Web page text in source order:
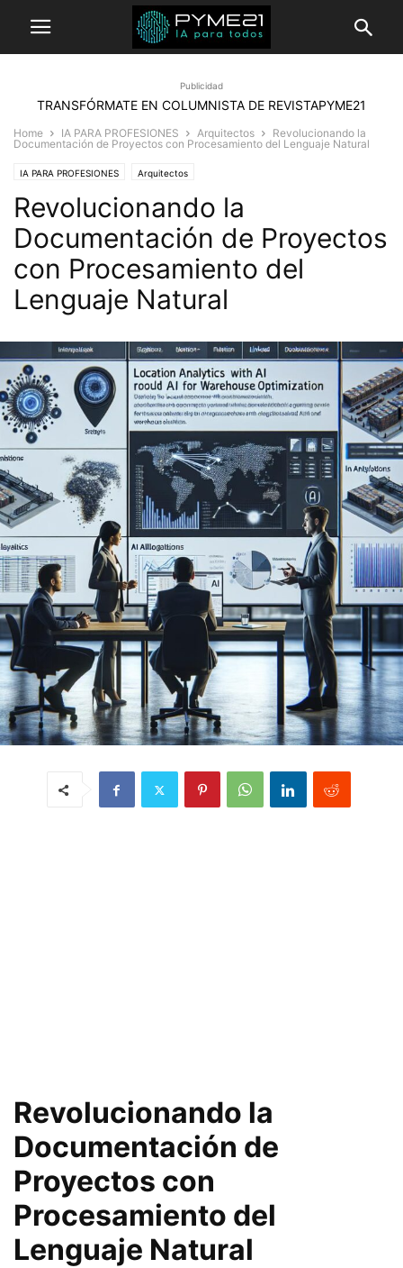
Publicidad
TRANSFÓRMATE EN COLUMNISTA DE REVISTAPYME21
Home IA PARA PROFESIONES Arquitectos
Revolucionando la
Documentación de Proyectos con Procesamiento del Lenguaje Natural
IA PARA PROFESIONES Arquitectos
Revolucionando la
Documentación de Proyectos
con Procesamiento del
Lenguaje Natural
Revolucionando la
Documentación de
Proyectos con
Procesamiento del
Lenguaje Natural